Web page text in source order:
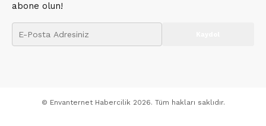
abone olun!
© Envanternet Habercilik 2026. Tüm hakları saklıdır.